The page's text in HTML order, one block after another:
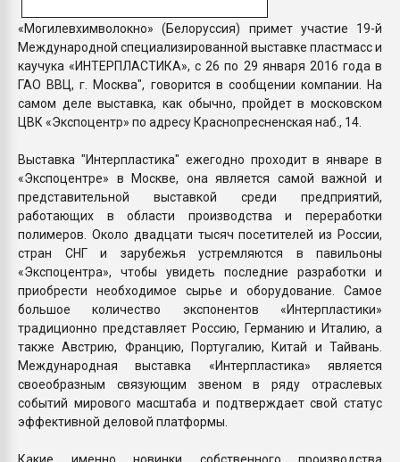
«Могилевхимволокно» (Белоруссия) примет участие 19-й
Международной специализированной выставке пластмасс и
каучука «ИНТЕРПЛАСТИКА», с 26 по 29 января 2016 года в
ГАО ВВЦ, г. Москва", говорится в сообщении компании. На
самом деле выставка, как обычно, пройдет в московском
ЦВК «Экспоцентр» по адресу Краснопресненская наб., 14.
Выставка "Интерпластика" ежегодно проходит в январе в
«Экспоцентре» в Москве, она является самой важной и
представительной выставкой среди предприятий,
работающих в области производства и переработки
полимеров. Около двадцати тысяч посетителей из России,
стран СНГ и зарубежья устремляются в павильоны
«Экспоцентра», чтобы увидеть последние разработки и
приобрести необходимое сырье и оборудование. Самое
большое количество экспонентов «Интерпластики»
традиционно представляет Россию, Германию и Италию, а
также Австрию, Францию, Португалию, Китай и Тайвань.
Международная выставка «Интерпластика» является
своеобразным связующим звеном в ряду отраслевых
событий мирового масштаба и подтверждает свой статус
эффективной деловой платформы.
Какие именно новинки собственного производства